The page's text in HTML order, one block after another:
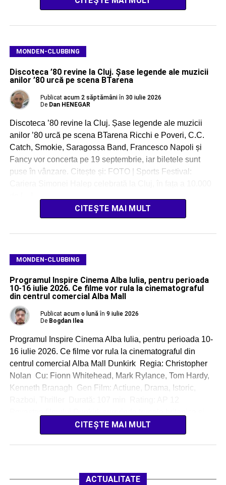
MONDEN-CLUBBING
Discoteca ’80 revine la Cluj. Șase legende ale muzicii
anilor ’80 urcă pe scena BTarena
Publicat acum 2 săptămâni în 30 iulie 2026
De Dan HENEGAR
Discoteca ’80 revine la Cluj. Șase legende ale muzicii
anilor ’80 urcă pe scena BTarena Ricchi e Poveri, C.C.
Catch, Smokie, Saragossa Band, Francesco Napoli și
Fancy vor concerta pe 19 septembrie, iar biletele sunt
puse în vânzare. Citește și: FOTO | Sports Festival:
CITEȘTE MAI MULT
MONDEN-CLUBBING
Programul Inspire Cinema Alba Iulia, pentru perioada
10-16 iulie 2026. Ce filme vor rula la cinematograful
din centrul comercial Alba Mall
Publicat acum o lună în 9 iulie 2026
De Bogdan Ilea
Programul Inspire Cinema Alba Iulia, pentru perioada 10-
16 iulie 2026. Ce filme vor rula la cinematograful din
centrul comercial Alba Mall Dunkirk Regia: Christopher
Nolan Cu: Fionn Whitehead, Mark Rylance, Tom Hardy,
Kenneth Branagh Gen Film: Actiune, Drama, Istoric,
CITEȘTE MAI MULT
ACTUALITATE